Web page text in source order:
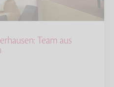
Team aus